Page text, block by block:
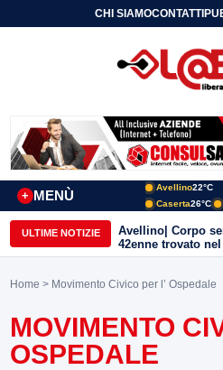
CHI SIAMOCONTATTI
MENÙ
+
Avellino22°C
Caserta26°C
ULTIME NOTIZIE
Avellino| Corpo
42enne trovato
in una pozza di
Home > Movimento Civico per l’ Ospedale
MOVIMENTO
OSPEDALE